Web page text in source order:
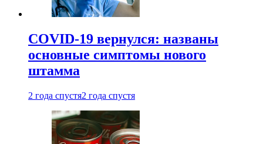
COVID-19 вернулся: названы
основные симптомы нового
штамма
2 года спустя2 года спустя